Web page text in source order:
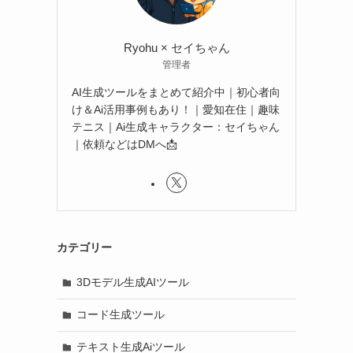
Ryohu × セイちゃん
管理者
AI生成ツールをまとめて紹介中｜初心者向
け＆Ai活用事例もあり！｜愛知在住｜趣味
テニス｜Ai生成キャラクター：セイちゃん
｜依頼などはDMへ📩
カテゴリー
3Dモデル生成AIツール
コード生成ツール
テキスト生成Aiツール